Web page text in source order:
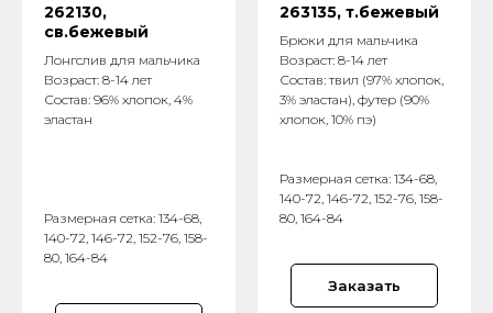
262130,
св.бежевый
Лонгслив для мальчика
Возраст: 8-14 лет
Состав: 96% хлопок, 4%
эластан
Размерная сетка: 134-68,
140-72, 146-72, 152-76, 158-
80, 164-84
263135, т.бежевый
Брюки для мальчика
Возраст: 8-14 лет
Состав: твил (97% хлопок,
3% эластан), футер (90%
хлопок, 10% пэ)
Размерная сетка: 134-68,
140-72, 146-72, 152-76, 158-
80, 164-84
Заказать